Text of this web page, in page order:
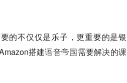
的不仅仅是乐子，更重要的是银
搭建语音帝国需要解决的课